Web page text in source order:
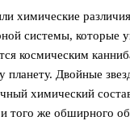
химические
системы, которые
космическим
Двойные
химический
того же обширного